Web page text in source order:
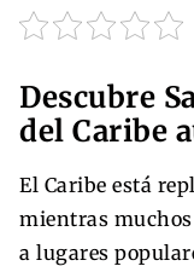
Descubre
del Caribe
El Caribe está
mientras
a lugares